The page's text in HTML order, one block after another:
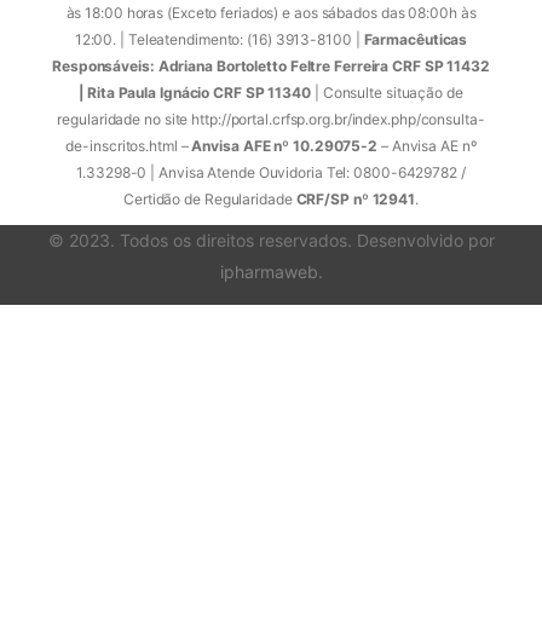
às 18:00 horas (Exceto feriados) e aos sábados das 08:00h às
12:00. | Teleatendimento: (16) 3913-8100 | Farmacêuticas
Responsáveis: Adriana Bortoletto Feltre Ferreira CRF SP 11432
| Rita Paula Ignácio CRF SP 11340 | Consulte situação de
regularidade no site http://portal.crfsp.org.br/index.php/consulta-
de-inscritos.html –Anvisa AFE nº 10.29075-2 – Anvisa AE nº
1.33298-0 | Anvisa Atende Ouvidoria Tel: 0800-6429782 /
Certidão de Regularidade CRF/SP nº 12941.
© 2023. Todos os direitos reservados. Desenvolvido por
ipharmaweb.